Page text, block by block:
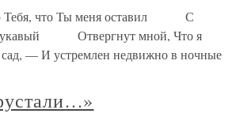
Тебя, что Ты меня оставил С
лукавый Отвергнут мной, Что я
— И устремлен недвижно в ночные